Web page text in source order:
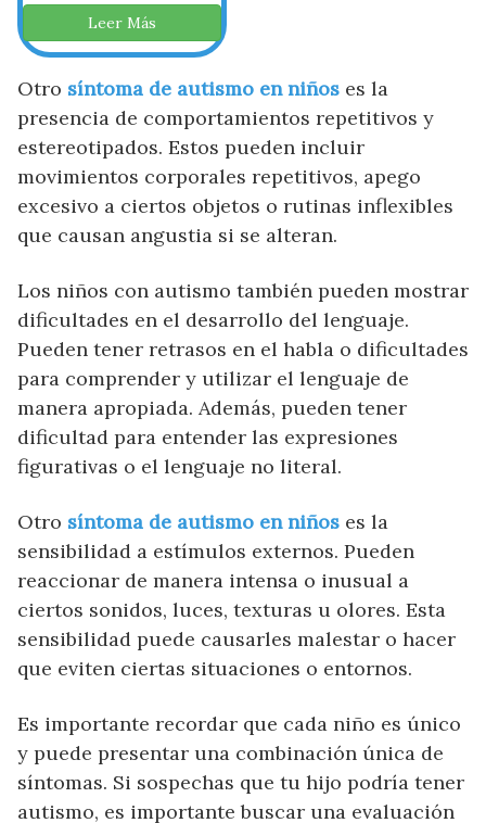
Leer Más
Otro síntoma de autismo en niños es la
presencia de comportamientos repetitivos y
estereotipados. Estos pueden incluir
movimientos corporales repetitivos, apego
excesivo a ciertos objetos o rutinas inflexibles
que causan angustia si se alteran.
Los niños con autismo también pueden mostrar
dificultades en el desarrollo del lenguaje.
Pueden tener retrasos en el habla o dificultades
para comprender y utilizar el lenguaje de
manera apropiada. Además, pueden tener
dificultad para entender las expresiones
figurativas o el lenguaje no literal.
Otro síntoma de autismo en niños es la
sensibilidad a estímulos externos. Pueden
reaccionar de manera intensa o inusual a
ciertos sonidos, luces, texturas u olores. Esta
sensibilidad puede causarles malestar o hacer
que eviten ciertas situaciones o entornos.
Es importante recordar que cada niño es único
y puede presentar una combinación única de
síntomas. Si sospechas que tu hijo podría tener
autismo, es importante buscar una evaluación